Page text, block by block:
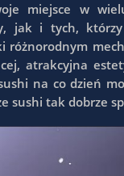
miejsce w
jak i tych,
różnorodnym
atrakcyjna
na co dzień
sushi tak dobrze